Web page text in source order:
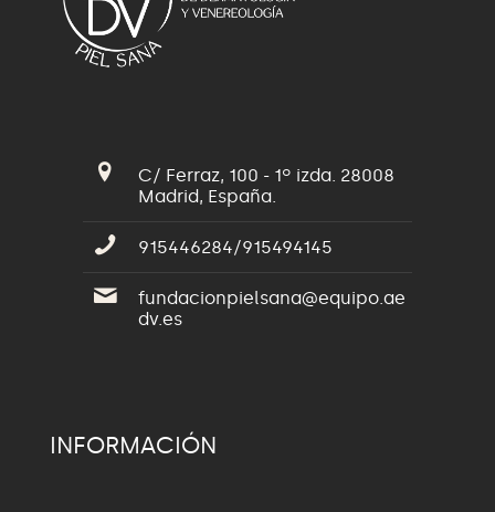
C/ Ferraz, 100 - 1º izda. 28008
Madrid, España.
915446284/915494145
fundacionpielsana@equipo.ae
dv.es
INFORMACIÓN